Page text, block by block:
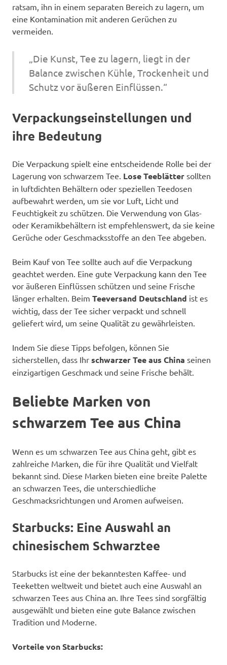
ratsam, ihn in einem separaten Bereich zu lagern, um
eine Kontamination mit anderen Gerüchen zu
vermeiden.
„Die Kunst, Tee zu lagern, liegt in der
Balance zwischen Kühle, Trockenheit und
Schutz vor äußeren Einflüssen.“
Verpackungseinstellungen und
ihre Bedeutung
Die Verpackung spielt eine entscheidende Rolle bei der
Lagerung von schwarzem Tee. Lose Teeblätter sollten
in luftdichten Behältern oder speziellen Teedosen
aufbewahrt werden, um sie vor Luft, Licht und
Feuchtigkeit zu schützen. Die Verwendung von Glas-
oder Keramikbehältern ist empfehlenswert, da sie keine
Gerüche oder Geschmacksstoffe an den Tee abgeben.
Beim Kauf von Tee sollte auch auf die Verpackung
geachtet werden. Eine gute Verpackung kann den Tee
vor äußeren Einflüssen schützen und seine Frische
länger erhalten. Beim Teeversand Deutschland ist es
wichtig, dass der Tee sicher verpackt und schnell
geliefert wird, um seine Qualität zu gewährleisten.
Indem Sie diese Tipps befolgen, können Sie
sicherstellen, dass Ihr schwarzer Tee aus China seinen
einzigartigen Geschmack und seine Frische behält.
Beliebte Marken von
schwarzem Tee aus China
Wenn es um schwarzen Tee aus China geht, gibt es
zahlreiche Marken, die für ihre Qualität und Vielfalt
bekannt sind. Diese Marken bieten eine breite Palette
an schwarzen Tees, die unterschiedliche
Geschmacksrichtungen und Aromen aufweisen.
Starbucks: Eine Auswahl an
chinesischem Schwarztee
Starbucks ist eine der bekanntesten Kaffee- und
Teeketten weltweit und bietet auch eine Auswahl an
schwarzen Tees aus China an. Ihre Tees sind sorgfältig
ausgewählt und bieten eine gute Balance zwischen
Tradition und Moderne.
Vorteile von Starbucks: